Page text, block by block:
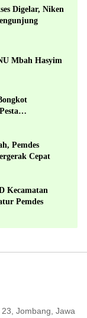
Digelar, Niken
Mbah Hasyim
Pemdes
Cepat
Kecamatan
Pemdes
Jombang, Jawa